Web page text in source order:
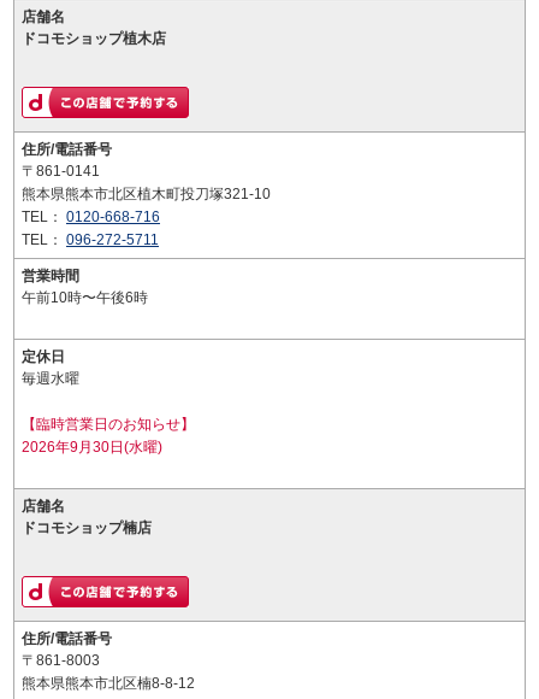
店舗名
ドコモショップ植木店
住所/電話番号
〒861-0141
熊本県熊本市北区植木町投刀塚321-10
TEL： 0120-668-716
TEL： 096-272-5711
営業時間
午前10時〜午後6時
定休日
毎週水曜
【臨時営業日のお知らせ】
2026年9月30日(水曜)
店舗名
ドコモショップ楠店
住所/電話番号
〒861-8003
熊本県熊本市北区楠8-8-12